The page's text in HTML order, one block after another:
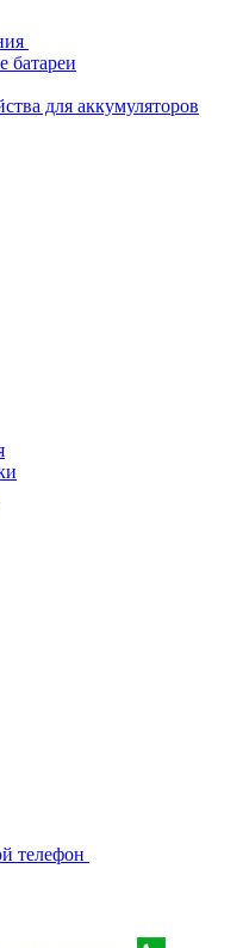
батареи
для аккумуляторов
телефон